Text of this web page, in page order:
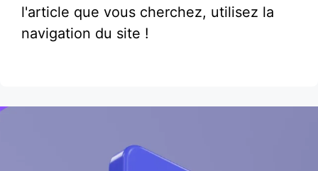
l'article que vous cherchez, utilisez la
navigation du site !